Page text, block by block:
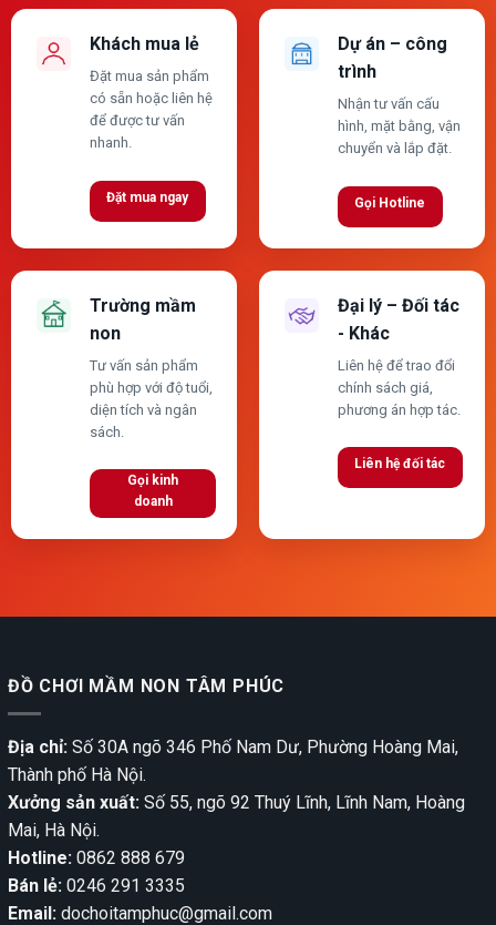
Khách mua lẻ
Đặt mua sản phẩm
có sẵn hoặc liên hệ
để được tư vấn
nhanh.
Đặt mua ngay
Dự án – công
trình
Nhận tư vấn cấu
hình, mặt bằng, vận
chuyển và lắp đặt.
Gọi Hotline
Trường mầm
non
Tư vấn sản phẩm
phù hợp với độ tuổi,
diện tích và ngân
sách.
Gọi kinh
doanh
Đại lý – Đối tác
- Khác
Liên hệ để trao đổi
chính sách giá,
phương án hợp tác.
Liên hệ đối tác
ĐỒ CHƠI MẦM NON TÂM PHÚC
Địa chỉ: Số 30A ngõ 346 Phố Nam Dư, Phường Hoàng Mai,
Thành phố Hà Nội.
Xưởng sản xuất: Số 55, ngõ 92 Thuý Lĩnh, Lĩnh Nam, Hoàng
Mai, Hà Nội.
Hotline: 0862 888 679
Bán lẻ: 0246 291 3335
Email: dochoitamphuc@gmail.com